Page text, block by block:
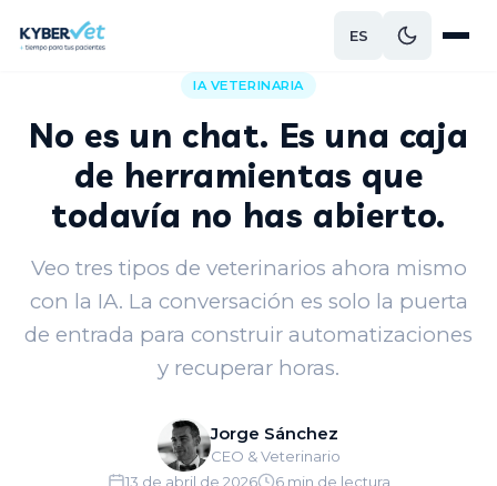
ES
Volver al blog
IA VETERINARIA
No es un chat. Es una caja
de herramientas que
todavía no has abierto.
Veo tres tipos de veterinarios ahora mismo
con la IA. La conversación es solo la puerta
de entrada para construir automatizaciones
y recuperar horas.
Jorge Sánchez
CEO & Veterinario
13 de abril de 2026
6 min de lectura